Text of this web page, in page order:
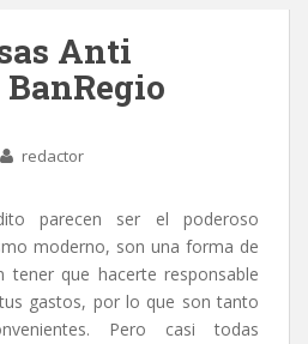
Anti
redactor
parecen ser el poderoso
moderno, son una forma de
tener que hacerte responsable
gastos, por lo que son tanto
Pero casi todas